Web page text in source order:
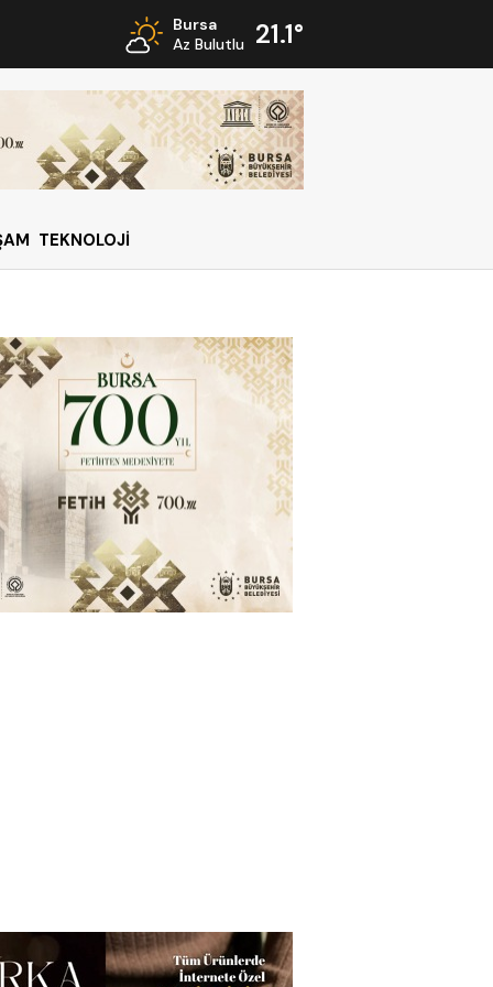
Bursa
Az Bulutlu
21.1°
TEKNOLOJİ